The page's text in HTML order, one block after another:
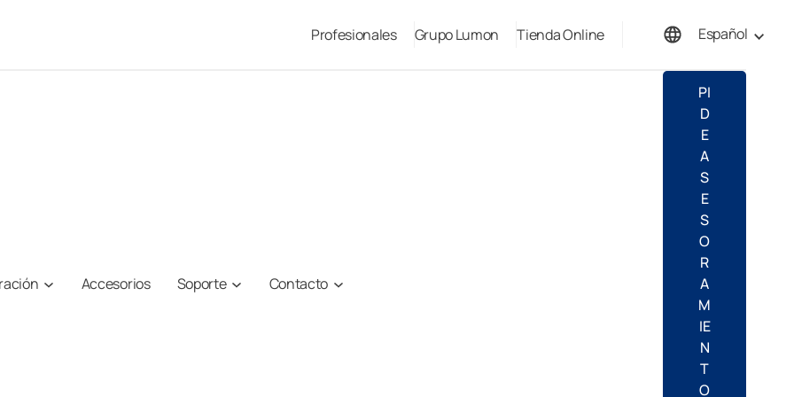
Profesionales Grupo Lumon Tienda Online
Español
Accesorios Soporte Contacto
PI
D
E
A
S
E
S
O
R
A
M
IE
N
T
O